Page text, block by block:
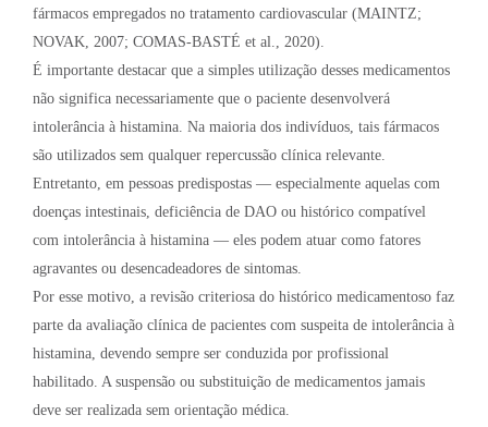
fármacos empregados no tratamento cardiovascular (MAINTZ;
NOVAK, 2007; COMAS-BASTÉ et al., 2020).
É importante destacar que a simples utilização desses medicamentos
não significa necessariamente que o paciente desenvolverá
intolerância à histamina. Na maioria dos indivíduos, tais fármacos
são utilizados sem qualquer repercussão clínica relevante.
Entretanto, em pessoas predispostas — especialmente aquelas com
doenças intestinais, deficiência de DAO ou histórico compatível
com intolerância à histamina — eles podem atuar como fatores
agravantes ou desencadeadores de sintomas.
Por esse motivo, a revisão criteriosa do histórico medicamentoso faz
parte da avaliação clínica de pacientes com suspeita de intolerância à
histamina, devendo sempre ser conduzida por profissional
habilitado. A suspensão ou substituição de medicamentos jamais
deve ser realizada sem orientação médica.